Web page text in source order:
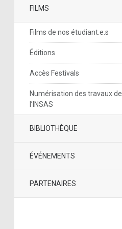
FILMS
Films de nos étudiant.e.s
Éditions
Accès Festivals
Numérisation des travaux de
l’INSAS
BIBLIOTHÈQUE
ÉVÉNEMENTS
PARTENAIRES